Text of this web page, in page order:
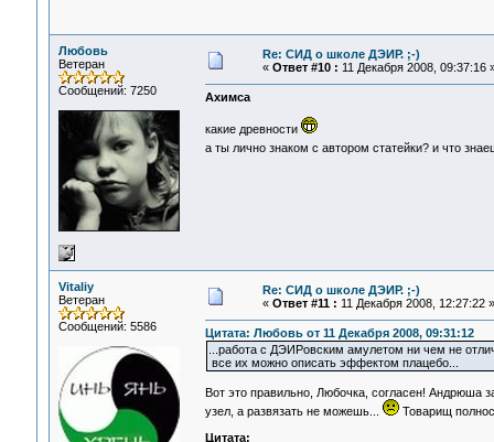
Любовь
Ветеран
Сообщений: 7250
Re: СИД о школе ДЭИР. ;-)
« Ответ #10 : 11 Декабря 2008, 09:37:16
Ахимса
какие древности
а ты лично знаком с автором статейки? и что
Vitaliy
Ветеран
Сообщений: 5586
Re: СИД о школе ДЭИР. ;-)
« Ответ #11 : 11 Декабря 2008, 12:27:22 »
Цитата: Любовь от 11 Декабря 2008, 09:31:12
...работа с ДЭИРовским амулетом ни чем не
все их можно описать эффектом плацебо...
Вот это правильно, Любочка, согласен! Андрюша
узел, а развязать не можешь...
Товарищ
Цитата: